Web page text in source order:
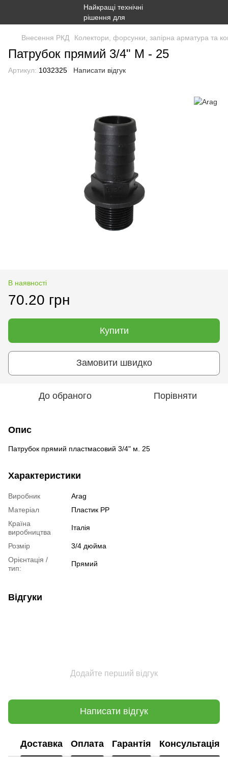
Внесення РКД Колектори, форсунки, запірна арматура та
Патрубок прямий 3/4" М - 25
Артикул: 1032325 Написати відгук
В наявності
70.20 грн
Купити
Замовити швидко
До обраного Порівняти
Опис
Патрубок прямий пластмасовий 3/4" м. 25
Характеристики
Виробник
Arag
Матеріал
Пластик РР
Країна
виробництва
Італія
Розмір
3/4 дюйма
Орієнтація /
тип:
Прямий
Відгуки
Додайте перший відгук
Написати відгук
Доставка Оплата Гарантія Консультація